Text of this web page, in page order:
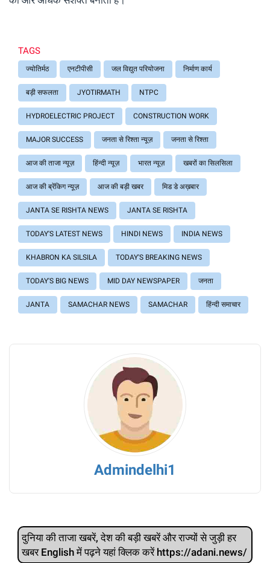
TAGS
ज्योतिर्मठ एनटीपीसी जल विद्युत परियोजना निर्माण कार्य
बड़ी सफलता JYOTIRMATH NTPC
HYDROELECTRIC PROJECT CONSTRUCTION WORK
MAJOR SUCCESS जनता से रिश्ता न्यूज़ जनता से रिश्ता
आज की ताजा न्यूज़ हिंन्दी न्यूज़ भारत न्यूज़ खबरों का सिलसिला
आज की ब्रेंकिग न्यूज़ आज की बड़ी खबर मिड डे अख़बार
JANTA SE RISHTA NEWS JANTA SE RISHTA
TODAY'S LATEST NEWS HINDI NEWS INDIA NEWS
KHABRON KA SILSILA TODAY'S BREAKING NEWS
TODAY'S BIG NEWS MID DAY NEWSPAPER जनता
JANTA SAMACHAR NEWS SAMACHAR हिंन्दी समाचार
Admindelhi1
दुनिया की ताजा खबरें, देश की बड़ी खबरें और राज्‍यों से जुड़ी हर
खबर English में पढ़ने यहां क्लिक करें https://adani.news/